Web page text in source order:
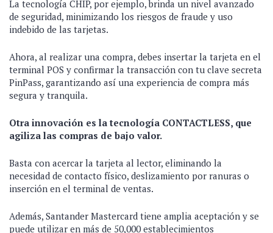
La tecnología CHIP, por ejemplo, brinda un nivel avanzado
de seguridad, minimizando los riesgos de fraude y uso
indebido de las tarjetas.
Ahora, al realizar una compra, debes insertar la tarjeta en el
terminal POS y confirmar la transacción con tu clave secreta
PinPass, garantizando así una experiencia de compra más
segura y tranquila.
Otra innovación es la tecnología CONTACTLESS, que
agiliza las compras de bajo valor.
Basta con acercar la tarjeta al lector, eliminando la
necesidad de contacto físico, deslizamiento por ranuras o
inserción en el terminal de ventas.
Además, Santander Mastercard tiene amplia aceptación y se
puede utilizar en más de 50,000 establecimientos